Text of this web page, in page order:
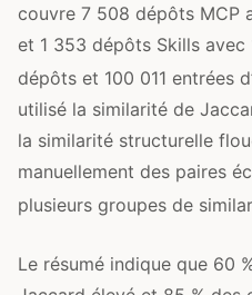
couvre 7 508 dépôts MCP
et 1 353 dépôts Skills
dépôts et 100 011 entrées
utilisé la similarité de
la similarité structurelle
manuellement des paires
plusieurs groupes de
Le résumé indique que 60